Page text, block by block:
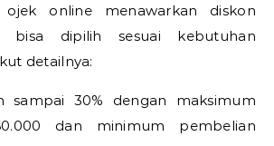
ojek online menawarkan diskon
bisa dipilih sesuai kebutuhan
detailnya:
sampai 30% dengan maksimum
dan minimum pembelian